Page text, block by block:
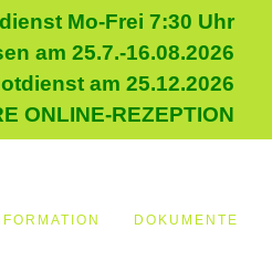
Mo-Frei 7:30 Uhr
am 25.7.-16.08.2026
am 25.12.2026
ONLINE-REZEPTION
DOKUMENTE